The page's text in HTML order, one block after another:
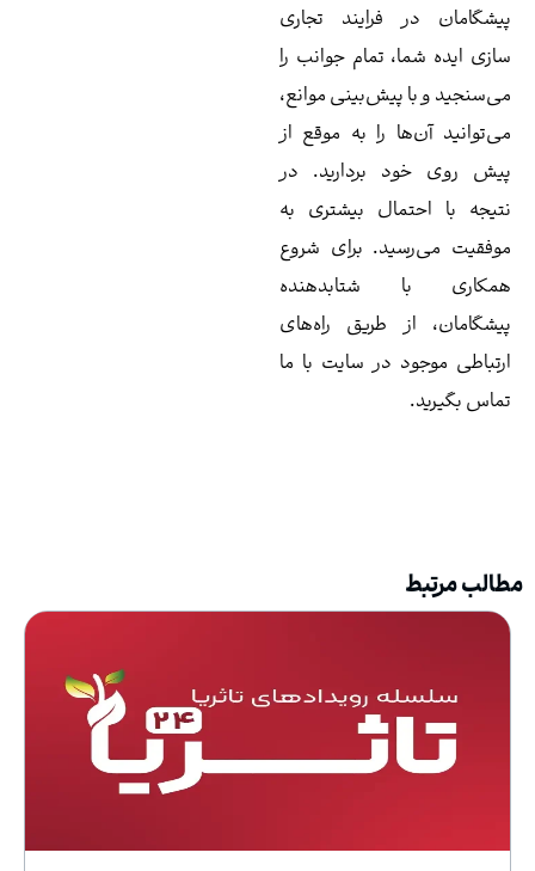
در فرایند تجاری
ایده شما، تمام جوانب را
و با پیش‌بینی موانع،
آن‌ها را به موقع از
روی خود بردارید. در
با احتمال بیشتری به
می‌رسید. برای شروع
با شتابدهنده
از طریق راه‌های
موجود در سایت با ما
بگیرید.
مرتبط